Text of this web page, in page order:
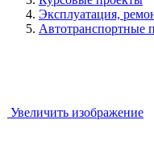
Эксплуатация,
Автотранспортные
Увеличить изображение